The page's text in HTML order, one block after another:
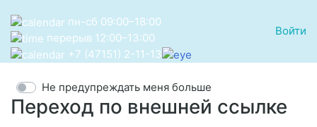
пн-сб 09:00–18:00
перерыв 12:00–13:00
+7 (47151) 2-11-13
Войти
Переход по внешней ссылке
Не предупреждать меня больше